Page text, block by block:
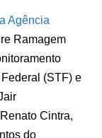
Agência
Ramagem
(STF) e
Cintra,
do